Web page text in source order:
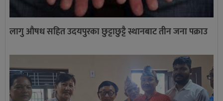
लागु औषध सहित उदयपुरका छुट्टाछुट्टै स्थानबाट तीन जना पक्राउ